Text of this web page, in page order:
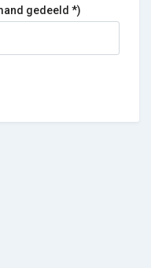
gedeeld *)